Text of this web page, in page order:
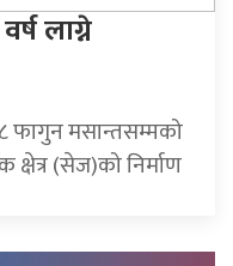
लाग्ने
फागुन मसान्तसम्मको
(सेज)को निर्माण